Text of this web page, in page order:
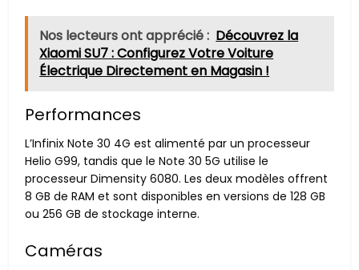
Nos lecteurs ont apprécié : Découvrez la
Xiaomi SU7 : Configurez Votre Voiture
Électrique Directement en Magasin !
Performances
L’Infinix Note 30 4G est alimenté par un processeur
Helio G99, tandis que le Note 30 5G utilise le
processeur Dimensity 6080. Les deux modèles offrent
8 GB de RAM et sont disponibles en versions de 128 GB
ou 256 GB de stockage interne.
Caméras